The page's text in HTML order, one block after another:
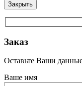
Закрыть
Заказ
Оставьте Ваши
Ваше имя